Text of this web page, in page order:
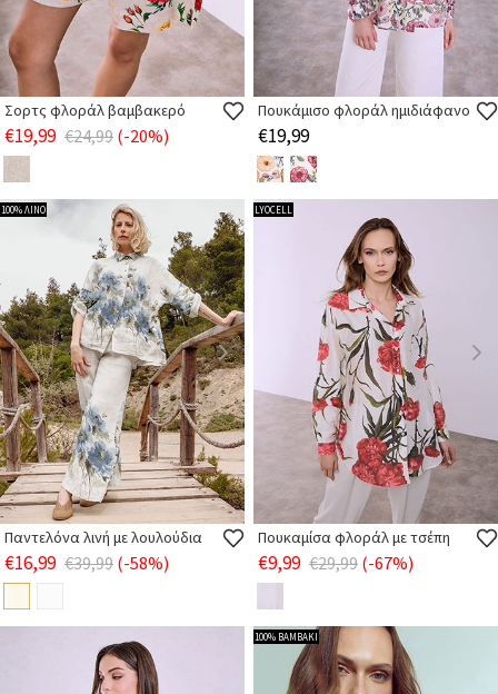
Σορτς φλοράλ βαμβακερό
€19,99 €24,99 (-20%)
Πουκάμισο φλοράλ ημιδιάφανο
€19,99
100% ΛΙΝΟ
Παντελόνα λινή με λουλούδια
€16,99 €39,99 (-58%)
LYOCELL
Πουκαμίσα φλοράλ με τσέπη
€9,99 €29,99 (-67%)
100% ΒΑΜΒΑΚΙ